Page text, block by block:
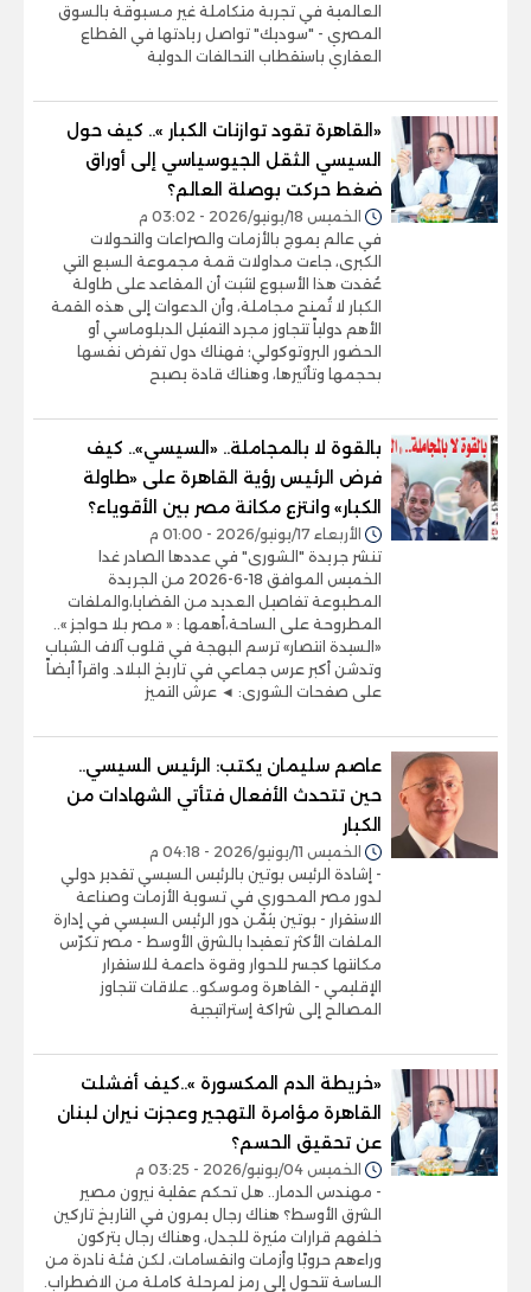
العالمية في تجربة متكاملة غير مسبوقة بالسوق
المصري - "سوديك" تواصل ريادتها في القطاع
العقاري باستقطاب التحالفات الدولية
«القاهرة تقود توازنات الكبار ».. كيف حول
السيسي الثقل الجيوسياسي إلى أوراق
ضغط حركت بوصلة العالم؟
الخميس 18/يونيو/2026 - 03:02 م
في عالم يموج بالأزمات والصراعات والتحولات
الكبرى، جاءت مداولات قمة مجموعة السبع التي
عُقدت هذا الأسبوع لتثبت أن المقاعد على طاولة
الكبار لا تُمنح مجاملة، وأن الدعوات إلى هذه القمة
الأهم دولياً تتجاوز مجرد التمثيل الدبلوماسي أو
الحضور البروتوكولي؛ فهناك دول تفرض نفسها
بحجمها وتأثيرها، وهناك قادة يصبح
بالقوة لا بالمجاملة.. «السيسي».. كيف
فرض الرئيس رؤية القاهرة على «طاولة
الكبار» وانتزع مكانة مصر بين الأقوياء؟
الأربعاء 17/يونيو/2026 - 01:00 م
تنشر جريدة "الشورى" في عددها الصادر غدا
الخميس الموافق 18-6-2026 من الجريدة
المطبوعة تفاصيل العديد من القضايا،والملفات
المطروحة على الساحة،أهمها : « مصر بلا حواجز »..
«السيدة انتصار» ترسم البهجة في قلوب آلاف الشباب
وتدشن أكبر عرس جماعي في تاريخ البلاد. واقرأ أيضاً
على صفحات الشورى: ◄ عرش التميز
عاصم سليمان يكتب: الرئيس السيسي..
حين تتحدث الأفعال فتأتي الشهادات من
الكبار
الخميس 11/يونيو/2026 - 04:18 م
- إشادة الرئيس بوتين بالرئيس السيسي تقدير دولي
لدور مصر المحوري في تسوية الأزمات وصناعة
الاستقرار - بوتين يثمّن دور الرئيس السيسي في إدارة
الملفات الأكثر تعقيدا بالشرق الأوسط - مصر تكرّس
مكانتها كجسر للحوار وقوة داعمة للاستقرار
الإقليمي - القاهرة وموسكو.. علاقات تتجاوز
المصالح إلى شراكة إستراتيجية
«خريطة الدم المكسورة »..كيف أفشلت
القاهرة مؤامرة التهجير وعجزت نيران لبنان
عن تحقيق الحسم؟
الخميس 04/يونيو/2026 - 03:25 م
- مهندس الدمار.. هل تحكم عقلية نيرون مصير
الشرق الأوسط؟ هناك رجال يمرون في التاريخ تاركين
خلفهم قرارات مثيرة للجدل، وهناك رجال يتركون
وراءهم حروبًا وأزمات وانقسامات، لكن فئة نادرة من
الساسة تتحول إلى رمز لمرحلة كاملة من الاضطراب.